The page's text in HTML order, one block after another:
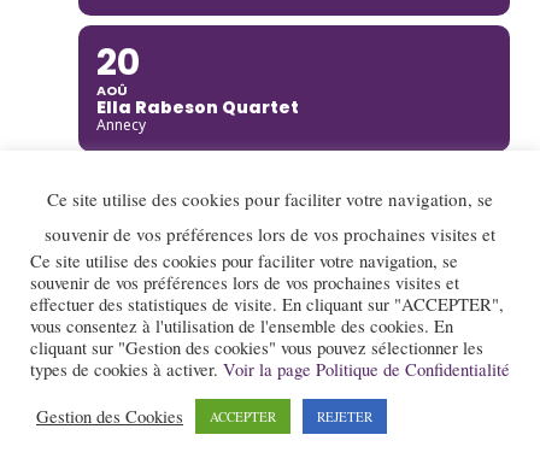
20
AOÛ
Ella Rabeson Quartet
Annecy
20
AOÛ
Ariane Racicot Trio
Donzère
20
AOÛ
Carmen Bradford Quartet
Ce site utilise des cookies pour faciliter votre navigation, se
souvenir de vos préférences lors de vos prochaines visites et
Ce site utilise des cookies pour faciliter votre navigation, se
souvenir de vos préférences lors de vos prochaines visites et
effectuer des statistiques de visite. En cliquant sur "ACCEPTER",
vous consentez à l'utilisation de l'ensemble des cookies. En
cliquant sur "Gestion des cookies" vous pouvez sélectionner les
types de cookies à activer. Voir la page Politique de Confidentialité
Gestion des Cookies ACCEPTER REJETER